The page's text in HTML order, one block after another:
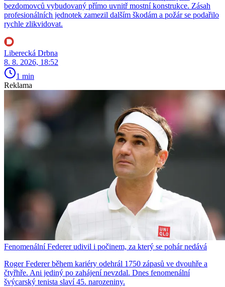
bezdomovců vybudovaný přímo uvnitř mostní konstrukce. Zásah
profesionálních jednotek zamezil dalším škodám a požár se podařilo
rychle zlikvidovat.
Liberecká Drbna
8. 8. 2026, 18:52
1 min
Reklama
Fenomenální Federer udivil i počinem, za který se pohár nedává
Roger Federer během kariéry odehrál 1750 zápasů ve dvouhře a
čtyřhře. Ani jediný po zahájení nevzdal. Dnes fenomenální
švýcarský tenista slaví 45. narozeniny.